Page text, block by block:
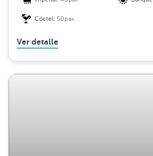
Cóctel: 50pax
Ver detalle